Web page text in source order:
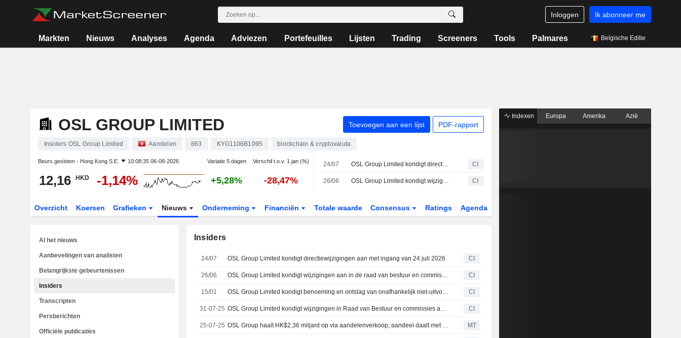
Inloggen Ik abonneer me
Markten Nieuws Analyses Agenda Adviezen Portefeuilles Lijsten Trading Screeners Tools Palmares Belgische Editie
OSL GROUP LIMITED Toevoegen aan een lijst PDF-rapport
Insiders OSL Group Limited Aandelen 863 KYG1106B1095 blockchain & cryptovaluta
Beurs gesloten - Hong Kong S.E. 10:08:35 06-08-2026 Variatie 5 dagen Verschil t.o.v. 1 jan (%)
12,16 HKD -1,14% +5,28% -28,47%
24/07 OSL Group Limited kondigt directiewijzigingen aan met ingang van 24 juli 2026 CI
26/06 OSL Group Limited kondigt wijzigingen aan in de raad van bestuur en commissies, met ingang van 26 juni 2026 CI
Overzicht Koersen Grafieken Nieuws Onderneming Financiën Totale waarde Consensus Ratings Agenda
Insiders
24/07 OSL Group Limited kondigt directiewijzigingen aan met ingang van 24 juli 2026 CI
26/06 OSL Group Limited kondigt wijzigingen aan in de raad van bestuur en commissies, met ingang van 26 juni 2026 CI
15/01 OSL Group Limited kondigt benoeming en ontslag van onafhankelijk niet-uitvoerend bestuurder aan en wijzigingen in samenstelling van Raad van Bestuur commissies, met ingang van 15 januari 2026 CI
31-07-25 OSL Group Limited kondigt wijzigingen in Raad van Bestuur en commissies aan per 1 augustus 2025 CI
25-07-25 OSL Group haalt HK$2,36 miljard op via aandelenverkoop; aandeel daalt met 7% MT
Al het nieuws
Aanbevelingen van analisten
Belangrijkste gebeurtenissen
Insiders
Transcripten
Persberichten
Officiële publicaties
Indexen Europa Amerika Azië